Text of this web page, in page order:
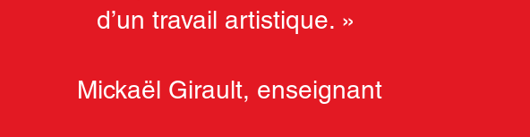
d’un travail artistique. »
Mickaël Girault, enseignant